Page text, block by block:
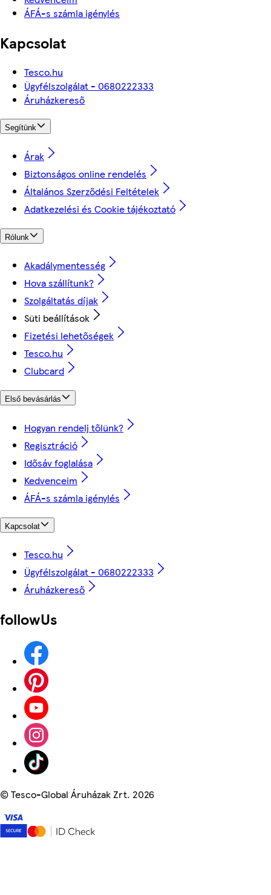
ÁFÁ-s számla igénylés
Kapcsolat
Tesco.hu
Ügyfélszolgálat - 0680222333
Áruházkereső
Segítünk
Árak
Biztonságos online rendelés
Általános Szerződési Feltételek
Adatkezelési és Cookie tájékoztató
Rólunk
Akadálymentesség
Hova szállítunk?
Szolgáltatás díjak
Süti beállítások
Fizetési lehetőségek
Tesco.hu
Clubcard
Első bevásárlás
Hogyan rendelj tőlünk?
Regisztráció
Idősáv foglalása
Kedvenceim
ÁFÁ-s számla igénylés
Kapcsolat
Tesco.hu
Ügyfélszolgálat - 0680222333
Áruházkereső
followUs
©Tesco-Global Áruházak Zrt. 2026